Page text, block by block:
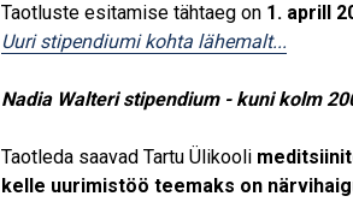
Taotluste esitamise tähtaeg on 1. aprill
Uuri stipendiumi kohta lähemalt...
Nadia Walteri stipendium - kuni kolm
Taotleda saavad Tartu Ülikooli
kelle uurimistöö teemaks on